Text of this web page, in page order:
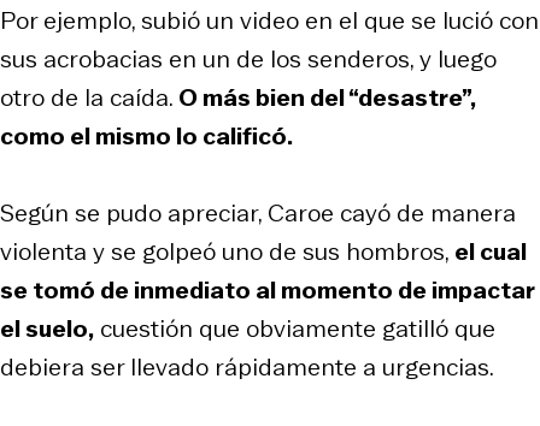
Por ejemplo, subió un video en el que se lució con
sus acrobacias en un de los senderos, y luego
otro de la caída. O más bien del “desastre”,
como el mismo lo calificó.
Según se pudo apreciar, Caroe cayó de manera
violenta y se golpeó uno de sus hombros, el cual
se tomó de inmediato al momento de impactar
el suelo, cuestión que obviamente gatilló que
debiera ser llevado rápidamente a urgencias.